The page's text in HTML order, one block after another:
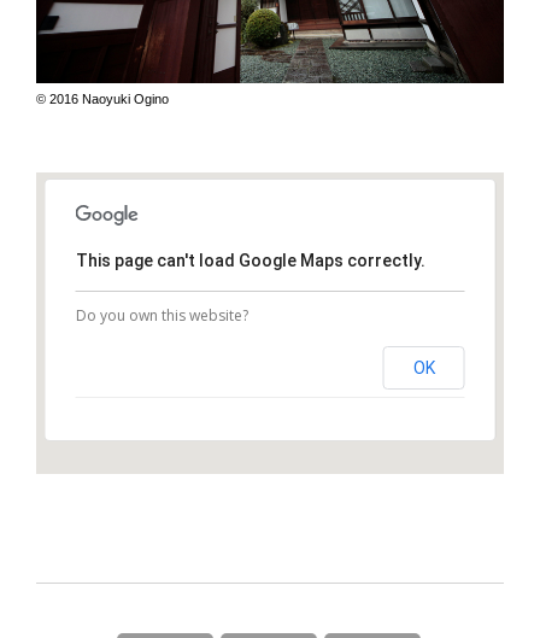
© 2016 Naoyuki Ogino
This page can't load Google Maps correctly.
Do you own this website?
OK